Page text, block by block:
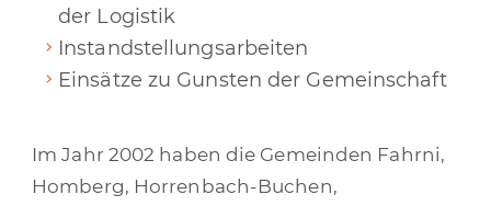
der Logistik
Instandstellungsarbeiten
Einsätze zu Gunsten der Gemeinschaft
Im Jahr 2002 haben die Gemeinden Fahrni,
Homberg, Horrenbach-Buchen,